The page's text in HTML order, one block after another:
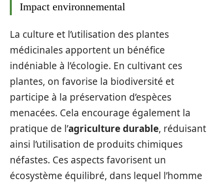
Impact environnemental
La culture et l’utilisation des plantes
médicinales apportent un bénéfice
indéniable à l’écologie. En cultivant ces
plantes, on favorise la biodiversité et
participe à la préservation d’espèces
menacées. Cela encourage également la
pratique de l’agriculture durable, réduisant
ainsi l’utilisation de produits chimiques
néfastes. Ces aspects favorisent un
écosystème équilibré, dans lequel l’homme